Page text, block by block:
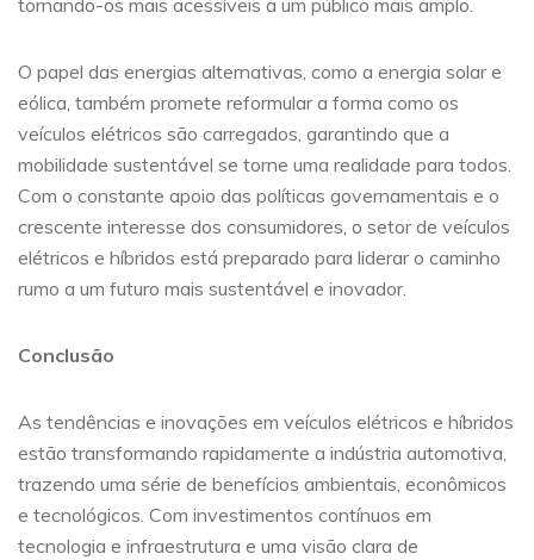
O papel das energias alternativas, como a energia solar e
eólica, também promete reformular a forma como os
veículos elétricos são carregados, garantindo que a
mobilidade sustentável se torne uma realidade para todos.
Com o constante apoio das políticas governamentais e o
crescente interesse dos consumidores, o setor de veículos
elétricos e híbridos está preparado para liderar o caminho
rumo a um futuro mais sustentável e inovador.
Conclusão
As tendências e inovações em veículos elétricos e híbridos
estão transformando rapidamente a indústria automotiva,
trazendo uma série de benefícios ambientais, econômicos
e tecnológicos. Com investimentos contínuos em
tecnologia e infraestrutura e uma visão clara de